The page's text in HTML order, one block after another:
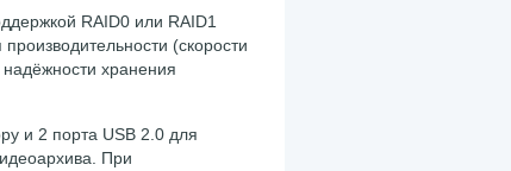
RAID0 или RAID1
(скорости
хранения
и 2 порта USB 2.0 для
При